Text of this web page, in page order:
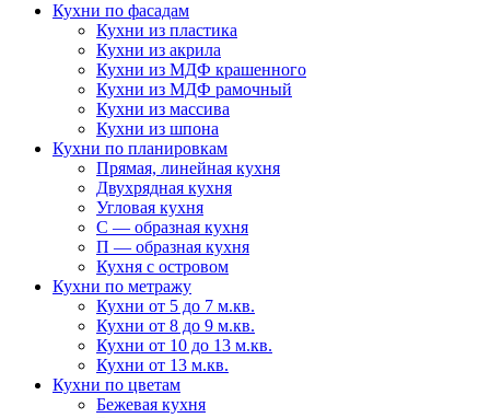
Кухни по фасадам
Кухни из пластика
Кухни из акрила
Кухни из МДФ крашенного
Кухни из МДФ рамочный
Кухни из массива
Кухни из шпона
Кухни по планировкам
Прямая, линейная кухня
Двухрядная кухня
Угловая кухня
С — образная кухня
П — образная кухня
Кухня с островом
Кухни по метражу
Кухни от 5 до 7 м.кв.
Кухни от 8 до 9 м.кв.
Кухни от 10 до 13 м.кв.
Кухни от 13 м.кв.
Кухни по цветам
Бежевая кухня